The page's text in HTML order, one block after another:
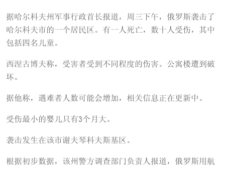
据哈尔科夫州军事行政首长报道，周三下午，俄罗斯袭击了
哈尔科夫市的一个居民区。有一人死亡，数十人受伤，其中
包括四名儿童。
西涅古博夫称，受害者受到不同程度的伤害。公寓楼遭到破
坏。
据他称，遇难者人数可能会增加，相关信息正在更新中。
受伤最小的婴儿只有3个月大。
袭击发生在该市谢夫琴科夫斯基区。
根据初步数据，该州警方调查部门负责人报道，俄罗斯用航